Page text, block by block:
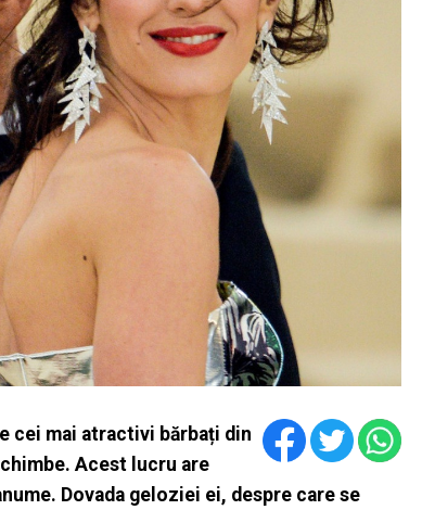
cei mai atractivi bărbați din
Acest lucru are
Dovada geloziei ei, despre care se